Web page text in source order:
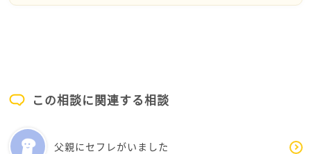
理不尽な気もしますが、お母様の無用な苛立ちをこう
す。
この相談に関連する相談
父親にセフレがいました